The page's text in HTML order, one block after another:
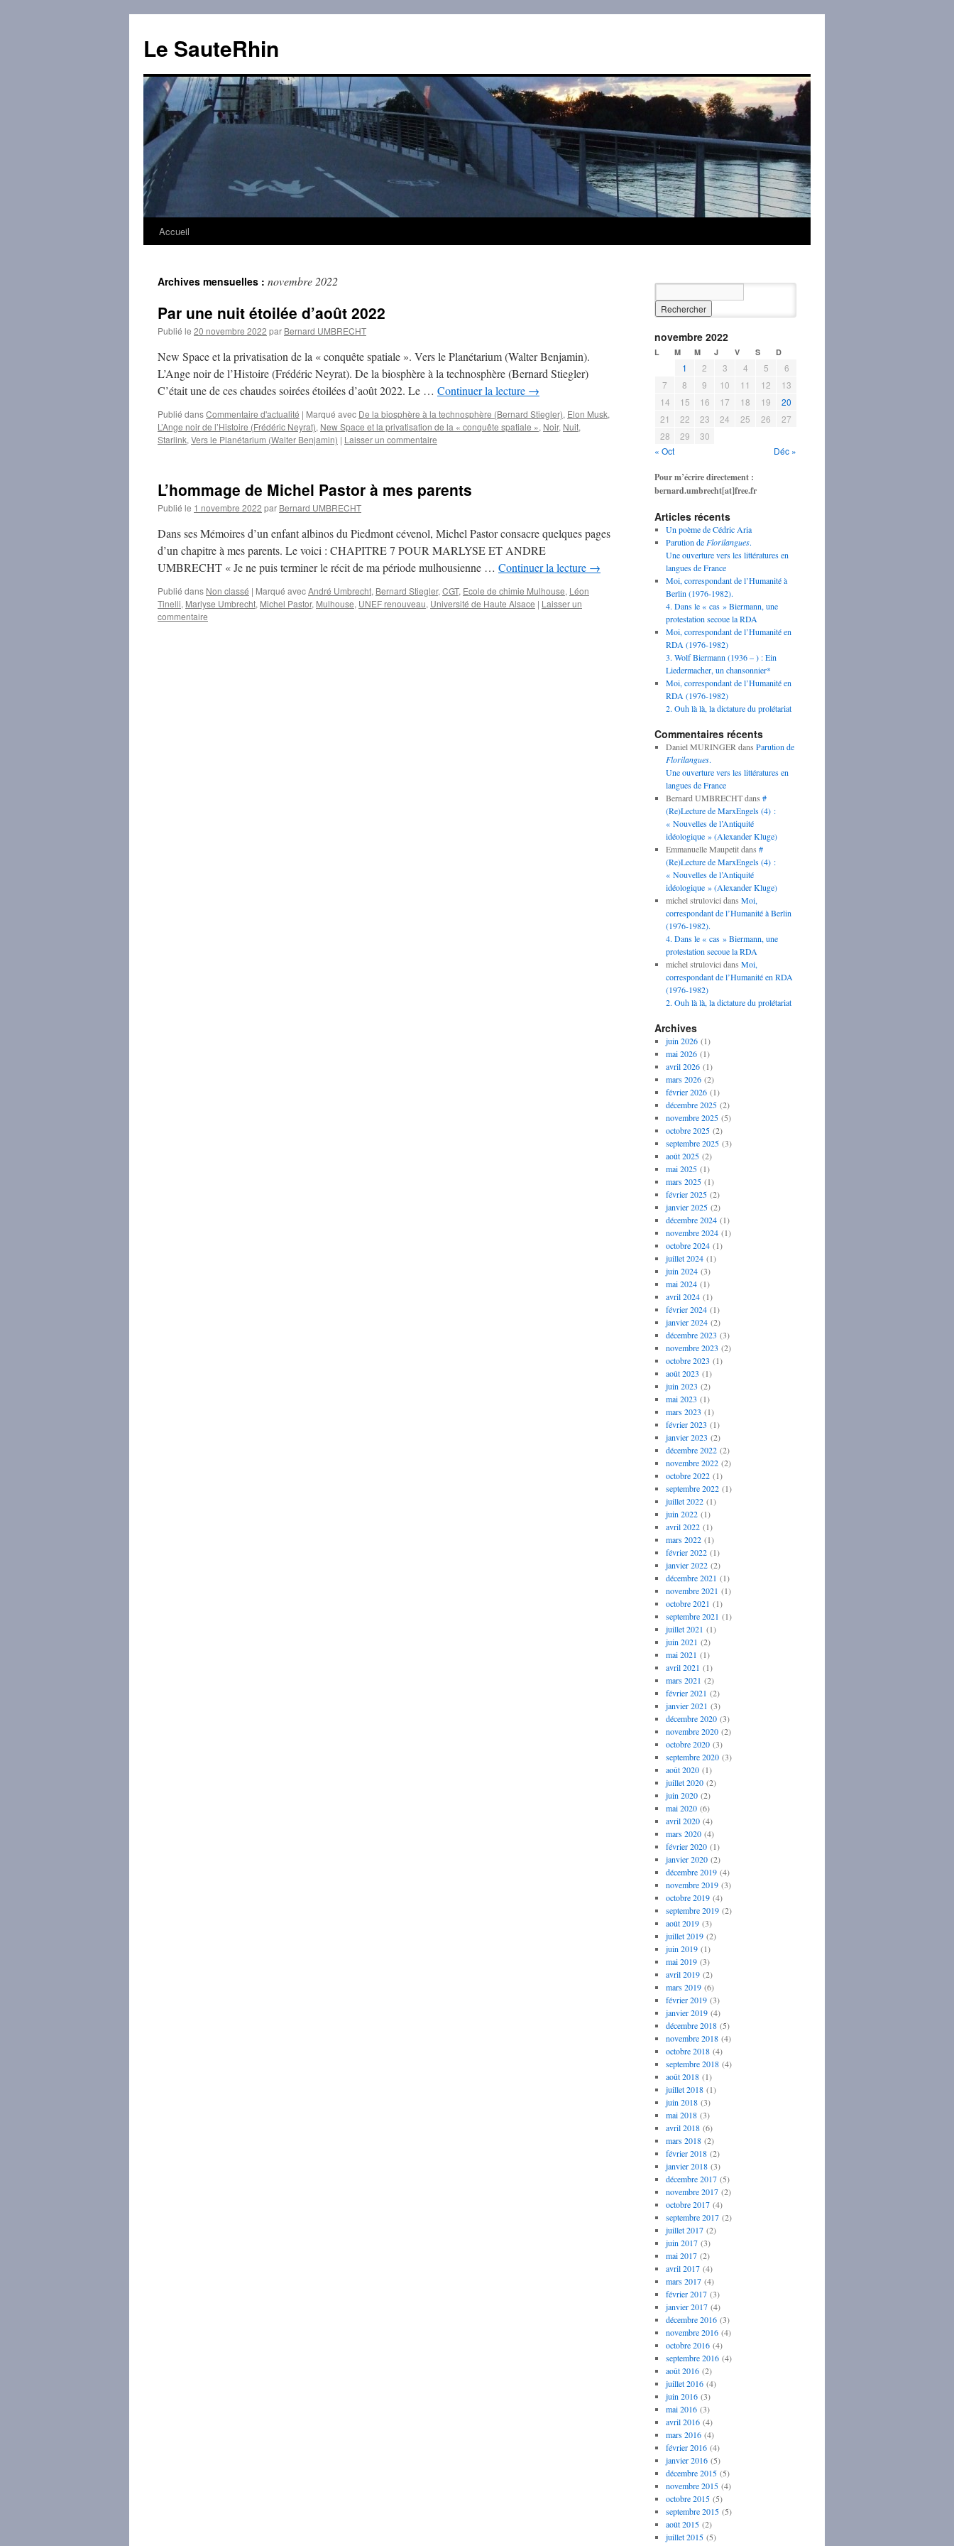
contenu
Le SauteRhin
Accueil
Archives mensuelles : novembre 2022
Par une nuit étoilée d’août 2022
Publié le 20 novembre 2022 par Bernard UMBRECHT
New Space et la privatisation de la « conquête spatiale ». Vers le Planétarium (Walter Benjamin).
L’Ange noir de l’Histoire (Frédéric Neyrat). De la biosphère à la technosphère (Bernard Stiegler)
C’était une de ces chaudes soirées étoilées d’août 2022. Le … Continuer la lecture →
Publié dansCommentaire d'actualité | Marqué avec De la biosphère à la technosphère (Bernard Stiegler), Elon Musk,
L’Ange noir de l’Histoire (Frédéric Neyrat), New Space et la privatisation de la « conquête spatiale », Noir, Nuit,
Starlink, Vers le Planétarium (Walter Benjamin) | Laisser un commentaire
L’hommage de Michel Pastor à mes parents
Publié le 1 novembre 2022 par Bernard UMBRECHT
Dans ses Mémoires d’un enfant albinos du Piedmont cévenol, Michel Pastor consacre quelques pages
d’un chapitre à mes parents. Le voici : CHAPITRE 7 POUR MARLYSE ET ANDRE
UMBRECHT « Je ne puis terminer le récit de ma période mulhousienne … Continuer la lecture →
Publié dans Non classé | Marqué avecAndré Umbrecht, Bernard Stiegler, CGT, Ecole de chimie Mulhouse, Léon
Tinelli, Marlyse Umbrecht, Michel Pastor, Mulhouse, UNEF renouveau, Université de Haute Alsace | Laisser un
commentaire
novembre 2022
L M M J V S D
1 2 3 4 5
6
7
8 9 10 11 12
13
14
15 16 17 18 19
20
21
22 23 24 25 26
27
28
29
30
« Oct
Déc »
Pour m’écrire directement :
bernard.umbrecht[at]free.fr
Articles récents
Un poème de Cédric Aria
Parution de Florilangues.
Une ouverture vers les littératures en
langues de France
Moi, correspondant de l’Humanité à
Berlin (1976-1982).
4. Dans le « cas » Biermann, une
protestation secoue la RDA
Moi, correspondant de l’Humanité en
RDA (1976-1982)
3. Wolf Biermann (1936 – ) : Ein
Liedermacher, un chansonnier*
Moi, correspondant de l’Humanité en
RDA (1976-1982)
2. Ouh là là, la dictature du prolétariat
Commentaires récents
Daniel MURINGER dans Parution de
Florilangues.
Une ouverture vers les littératures en
langues de France
Bernard UMBRECHTdans #
(Re)Lecture de MarxEngels (4) :
« Nouvelles de l’Antiquité
idéologique » (Alexander Kluge)
Emmanuelle Maupetitdans #
(Re)Lecture de MarxEngels (4) :
« Nouvelles de l’Antiquité
idéologique » (Alexander Kluge)
michel strulovici dans Moi,
correspondant de l’Humanité à Berlin
(1976-1982).
4. Dans le « cas » Biermann, une
protestation secoue la RDA
michel strulovici dans Moi,
correspondant de l’Humanité en RDA
(1976-1982)
2. Ouh là là, la dictature du prolétariat
Archives
juin 2026(1)
mai 2026(1)
avril 2026(1)
mars 2026(2)
février 2026(1)
décembre 2025(2)
novembre 2025(5)
octobre 2025(2)
septembre 2025(3)
août 2025(2)
mai 2025(1)
mars 2025(1)
février 2025(2)
janvier 2025(2)
décembre 2024(1)
novembre 2024(1)
octobre 2024(1)
juillet 2024(1)
juin 2024(3)
mai 2024(1)
avril 2024(1)
février 2024(1)
janvier 2024(2)
décembre 2023 (3)
novembre 2023 (2)
octobre 2023 (1)
août 2023 (1)
juin 2023 (2)
mai 2023 (1)
mars 2023 (1)
février 2023 (1)
janvier 2023 (2)
décembre 2022(2)
novembre 2022(2)
octobre 2022(1)
septembre 2022(1)
juillet 2022(1)
juin 2022(1)
avril 2022(1)
mars 2022(1)
février 2022(1)
janvier 2022(2)
décembre 2021 (1)
novembre 2021 (1)
octobre 2021 (1)
septembre 2021 (1)
juillet 2021 (1)
juin 2021 (2)
mai 2021 (1)
avril 2021 (1)
mars 2021 (2)
février 2021 (2)
janvier 2021 (3)
décembre 2020(3)
novembre 2020(2)
octobre 2020(3)
septembre 2020(3)
août 2020(1)
juillet 2020(2)
juin 2020(2)
mai 2020(6)
avril 2020(4)
mars 2020(4)
février 2020(1)
janvier 2020(2)
décembre 2019(4)
novembre 2019(3)
octobre 2019(4)
septembre 2019(2)
août 2019(3)
juillet 2019(2)
juin 2019(1)
mai 2019(3)
avril 2019(2)
mars 2019(6)
février 2019(3)
janvier 2019(4)
décembre 2018(5)
novembre 2018(4)
octobre 2018(4)
septembre 2018(4)
août 2018(1)
juillet 2018(1)
juin 2018(3)
mai 2018(3)
avril 2018(6)
mars 2018(2)
février 2018(2)
janvier 2018(3)
décembre 2017(5)
novembre 2017(2)
octobre 2017(4)
septembre 2017(2)
juillet 2017(2)
juin 2017(3)
mai 2017(2)
avril 2017(4)
mars 2017(4)
février 2017(3)
janvier 2017(4)
décembre 2016(3)
novembre 2016(4)
octobre 2016(4)
septembre 2016(4)
août 2016(2)
juillet 2016(4)
juin 2016(3)
mai 2016(3)
avril 2016(4)
mars 2016(4)
février 2016(4)
janvier 2016(5)
décembre 2015(5)
novembre 2015(4)
octobre 2015(5)
septembre 2015(5)
août 2015(2)
juillet 2015(5)